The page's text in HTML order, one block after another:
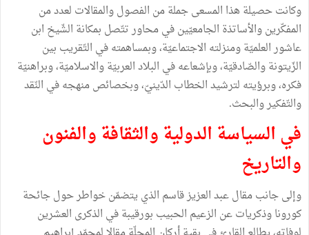
وكانت حصيلة هذا المسعى جملة من الفصول والمقالات لعدد من
المفكّرين والأساتذة الجامعيّين في محاور تتّصل بمكانة الشّيخ ابن
عاشور العلميّة ومنزلته الاجتماعيّة، وبمساهمته في التّقريب بين
الزّيتونة والصّادقيّة، وبإشعاعه في البلاد العربيّة والاسلاميّة، وبراهنيّة
فكره، وبرؤيته لترشيد الخطاب الدّينيّ، وبخصائص منهجه في النّقد
والتّفكير والبحث.
في السياسة الدولية والثقافة والفنون
والتاريخ
وإلى جانب مقال عبد العزيز قاسم الذي يتضمّن خواطر حول جائحة
كورونا وذكريات عن الزعيم الحبيب بورقيبة في الذكرى العشرين